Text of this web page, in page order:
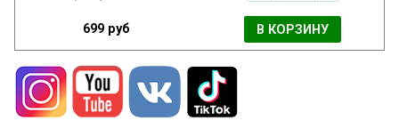
699 руб В КОРЗИНУ